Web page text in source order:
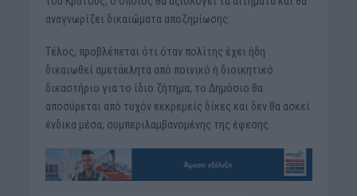
αναγνωρίζει δικαιώματα αποζημίωσης.
Τέλος, προβλέπεται ότι όταν πολίτης έχει ήδη
δικαιωθεί αμετάκλητα από ποινικό ή διοικητικό
δικαστήριο για το ίδιο ζήτημα, το Δημόσιο θα
αποσύρεται από τυχόν εκκρεμείς δίκες και δεν θα ασκεί
ένδικα μέσα, συμπεριλαμβανομένης της έφεσης.